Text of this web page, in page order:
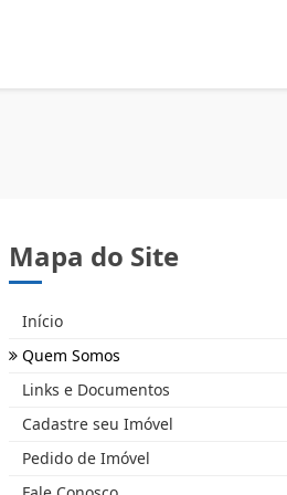
Mapa do Site
Início
Quem Somos
Links e Documentos
Cadastre seu Imóvel
Pedido de Imóvel